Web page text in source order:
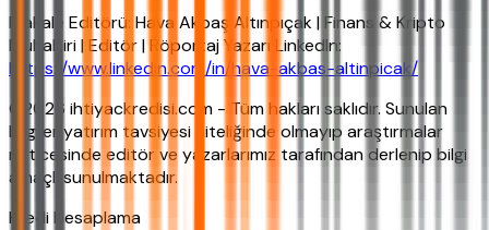
Makale Editörü: Hava Akbaş Altınpıçak | Finans & Kripto
Muhabiri | Editör | Röportaj Yazarı LinkedIn:
https://www.linkedin.com/in/hava-akbas-altinpicak/
©2026 ihtiyackredisi.com - Tüm hakları saklıdır. Sunulan
bilgiler yatırım tavsiyesi niteliğinde olmayıp araştırmalar
neticesinde editör ve yazarlarımız tarafından derlenip bilgi
amaçlı sunulmaktadır.
Kredi Hesaplama